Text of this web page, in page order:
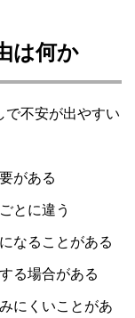
は何か
で不安が出やすい
がある
とに違う
なることがある
る場合がある
にくいことがあ